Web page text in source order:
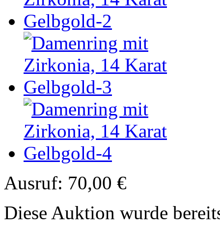
Ausruf: 70,00 €
Diese Auktion wurde